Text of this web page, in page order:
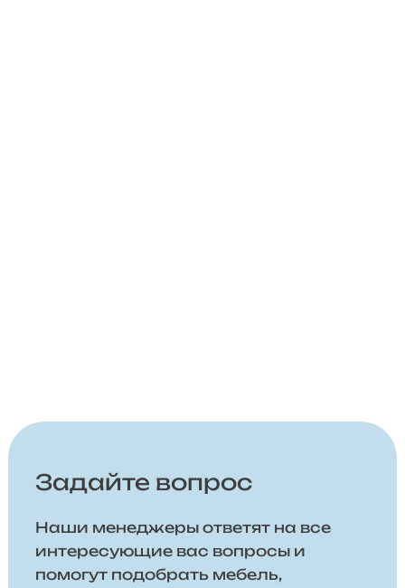
Задайте вопрос
Наши менеджеры ответят на все
интересующие вас вопросы и
помогут подобрать мебель,